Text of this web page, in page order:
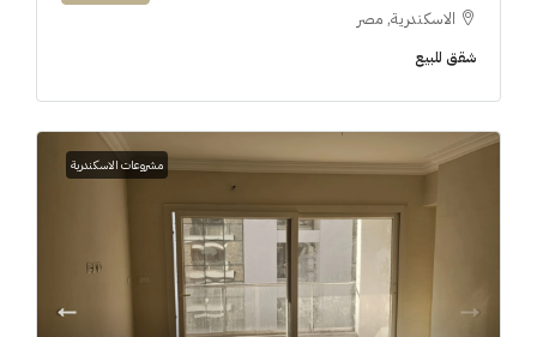
الاسكندرية, مصر
شقق للبيع
مشروعات الاسكندرية